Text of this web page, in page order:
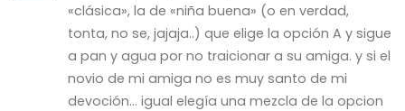
«clásica», la de «niña buena» (o en verdad,
tonta, no se, jajaja..) que elige la opción A y sigue
a pan y agua por no traicionar a su amiga. y si el
novio de mi amiga no es muy santo de mi
devoción… igual elegía una mezcla de la opcion